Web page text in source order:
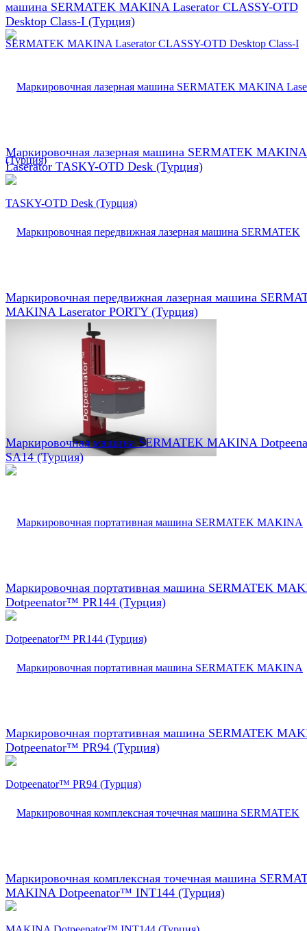
машина SERMATEK MAKINA Laserator CLASSY-OTD
Desktop Class-I (Турция)
Маркировочная лазерная машина SERMATEK MAKINA
Laserator TASKY-OTD Desk (Турция)
Маркировочная передвижная лазерная машина
MAKINA Laserator PORTY (Турция)
Маркировочная машина SERMATEK MAKINA
SA14 (Турция)
Маркировочная портативная машина SERMATEK
Dotpeenator™ PR144 (Турция)
Маркировочная портативная машина SERMATEK
Dotpeenator™ PR94 (Турция)
Маркировочная комплексная точечная машина
MAKINA Dotpeenator™ INT144 (Турция)